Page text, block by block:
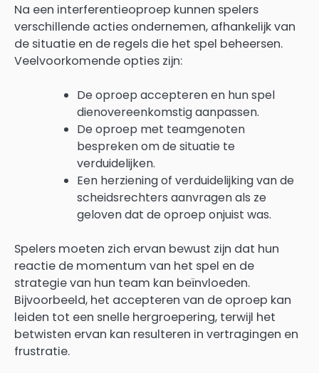
Na een interferentieoproep kunnen spelers
verschillende acties ondernemen, afhankelijk van
de situatie en de regels die het spel beheersen.
Veelvoorkomende opties zijn:
De oproep accepteren en hun spel
dienovereenkomstig aanpassen.
De oproep met teamgenoten
bespreken om de situatie te
verduidelijken.
Een herziening of verduidelijking van de
scheidsrechters aanvragen als ze
geloven dat de oproep onjuist was.
Spelers moeten zich ervan bewust zijn dat hun
reactie de momentum van het spel en de
strategie van hun team kan beïnvloeden.
Bijvoorbeeld, het accepteren van de oproep kan
leiden tot een snelle hergroepering, terwijl het
betwisten ervan kan resulteren in vertragingen en
frustratie.